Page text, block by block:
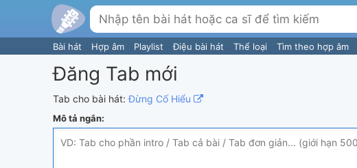
Bài hát Hợp âm Playlist Điệu bài hát Thể loại Tìm theo hợp âm
Đăng Tab mới
Tab cho bài hát:Đừng Cố Hiểu
Mô tả ngắn: